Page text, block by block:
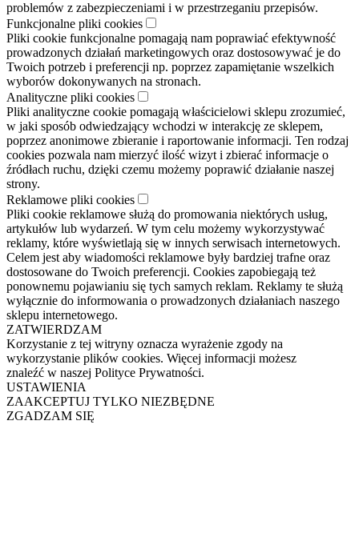
problemów z zabezpieczeniami i w przestrzeganiu przepisów.
Funkcjonalne pliki cookies
Pliki cookie funkcjonalne pomagają nam poprawiać efektywność
prowadzonych działań marketingowych oraz dostosowywać je do
Twoich potrzeb i preferencji np. poprzez zapamiętanie wszelkich
wyborów dokonywanych na stronach.
Analityczne pliki cookies
Pliki analityczne cookie pomagają właścicielowi sklepu zrozumieć,
w jaki sposób odwiedzający wchodzi w interakcję ze sklepem,
poprzez anonimowe zbieranie i raportowanie informacji. Ten rodzaj
cookies pozwala nam mierzyć ilość wizyt i zbierać informacje o
źródłach ruchu, dzięki czemu możemy poprawić działanie naszej
strony.
Reklamowe pliki cookies
Pliki cookie reklamowe służą do promowania niektórych usług,
artykułów lub wydarzeń. W tym celu możemy wykorzystywać
reklamy, które wyświetlają się w innych serwisach internetowych.
Celem jest aby wiadomości reklamowe były bardziej trafne oraz
dostosowane do Twoich preferencji. Cookies zapobiegają też
ponownemu pojawianiu się tych samych reklam. Reklamy te służą
wyłącznie do informowania o prowadzonych działaniach naszego
sklepu internetowego.
ZATWIERDZAM
Korzystanie z tej witryny oznacza wyrażenie zgody na
wykorzystanie plików cookies. Więcej informacji możesz
znaleźć w naszej Polityce Prywatności.
USTAWIENIA
ZAAKCEPTUJ TYLKO NIEZBĘDNE
ZGADZAM SIĘ